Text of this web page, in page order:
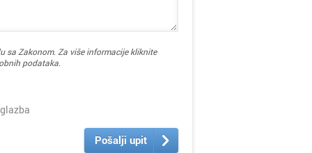
sa Zakonom. Za više informacije kliknite
podataka.
Pošalji upit